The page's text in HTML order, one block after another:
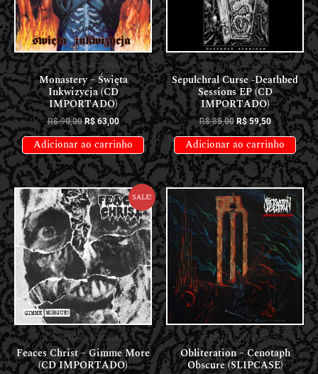
CDS INTERNACIONAIS
Monastery – Święta
Inkwizycja (CD
IMPORTADO)
R$90,00 R$63,00
Adicionar ao carrinho
CDS INTERNACIONAIS
Sepulchral Curse -Deathbed
Sessions EP (CD
IMPORTADO)
R$85,00 R$59,50
Adicionar ao carrinho
Sale!
CDS INTERNACIONAIS
Feaces Christ – Gimme More
(CD IMPORTADO)
CDS NACIONAIS
Obliteration – Cenotaph
Obscure (SLIPCASE)